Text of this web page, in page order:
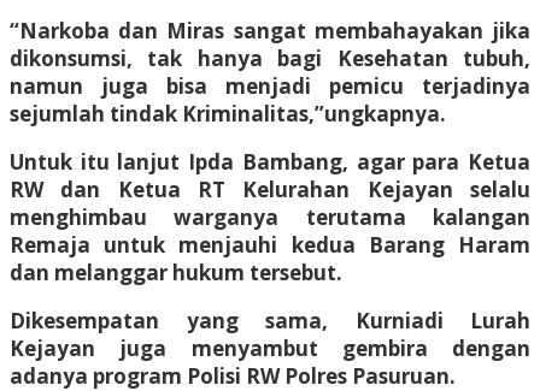
“Narkoba dan Miras sangat membahayakan jika
dikonsumsi, tak hanya bagi Kesehatan tubuh,
namun juga bisa menjadi pemicu terjadinya
sejumlah tindak Kriminalitas,”ungkapnya.
Untuk itu lanjut Ipda Bambang, agar para Ketua
RW dan Ketua RT Kelurahan Kejayan selalu
menghimbau warganya terutama kalangan
Remaja untuk menjauhi kedua Barang Haram
dan melanggar hukum tersebut.
Dikesempatan yang sama, Kurniadi Lurah
Kejayan juga menyambut gembira dengan
adanya program Polisi RW Polres Pasuruan.